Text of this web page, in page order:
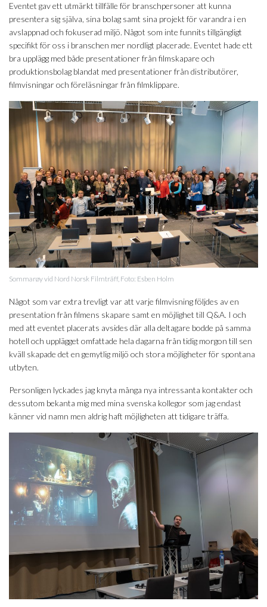
Eventet gav ett utmärkt tillfälle för branschpersoner att kunna
presentera sig själva, sina bolag samt sina projekt för varandra i en
avslappnad och fokuserad miljö. Något som inte funnits tillgängligt
specifikt för oss i branschen mer nordligt placerade. Eventet hade ett
bra upplägg med både presentationer från filmskapare och
produktionsbolag blandat med presentationer från distributörer,
filmvisningar och föreläsningar från filmklippare.
Sommarøy vid Nord Norsk Filmträff, Foto: Esben Holm
Något som var extra trevligt var att varje filmvisning följdes av en
presentation från filmens skapare samt en möjlighet till Q&A. I och
med att eventet placerats avsides där alla deltagare bodde på samma
hotell och upplägget omfattade hela dagarna från tidig morgon till sen
kväll skapade det en gemytlig miljö och stora möjligheter för spontana
utbyten.
Personligen lyckades jag knyta många nya intressanta kontakter och
dessutom bekanta mig med mina svenska kollegor som jag endast
känner vid namn men aldrig haft möjligheten att tidigare träffa.